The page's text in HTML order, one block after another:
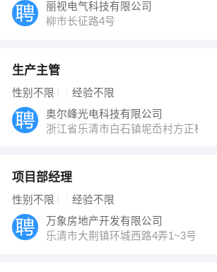
丽视电气科技有限公司
柳市长征路4号
生产主管
性别不限 经验不限
奥尔峰光电科技有限公司
浙江省乐清市白石镇坭岙村方正模具
项目部经理
性别不限 经验不限
万象房地产开发有限公司
乐清市大荆镇环城西路4弄1~3号